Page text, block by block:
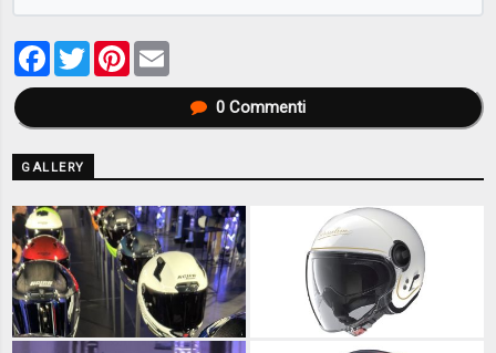
Facebook
TwitterPinterest
0Commenti
GALLERY